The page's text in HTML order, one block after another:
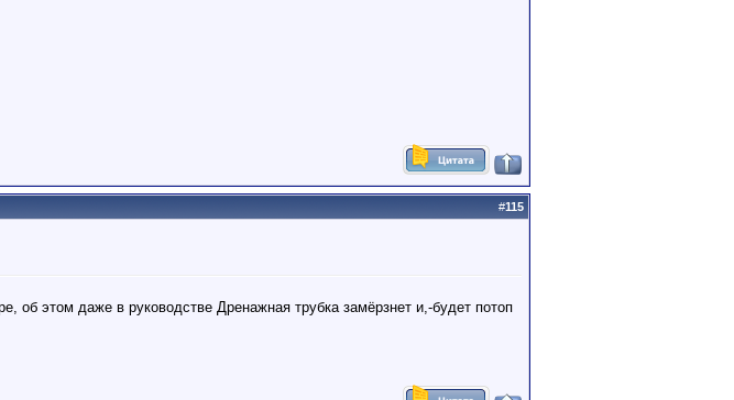
#115
об этом даже в руководстве Дренажная трубка замёрзнет и,-будет потоп